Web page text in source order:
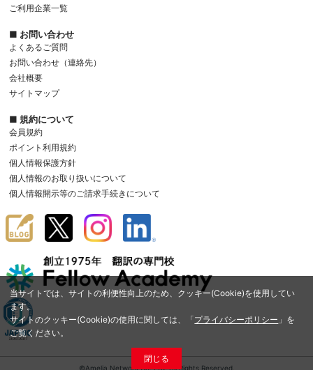
当サイトでは、サイトの利便性向上のため、クッキー(Cookie)を使用してい
ます。
サイトのクッキー(Cookie)の使用に関しては、「プライバシーポリシー 」を
ご覧ください。
閉じる
ご利用企業一覧
■ お問い合わせ
よくあるご質問
お問い合わせ（連絡先）
会社概要
サイトマップ
■ 規約について
会員規約
ポイント利用規約
個人情報保護方針
個人情報のお取り扱いについて
個人情報開示等のご請求手続きについて
©Amelia Network Co.,Ltd. All Rights Reserved.